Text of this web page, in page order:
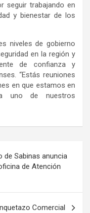
seguir trabajando en
y bienestar de los
niveles de gobierno
en la región y
de confianza y
“Estás reuniones
en que estamos en
uno de nuestros
de Sabinas anuncia
de Atención
Comercial